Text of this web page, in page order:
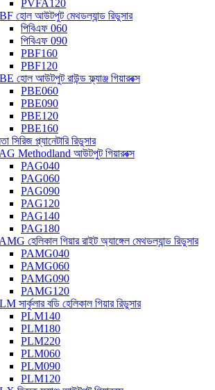
PVFA120
হোল আউটপুট মেথডল্যান্ড রিডুসার
পিবিএফ 060
পিবিএফ 090
PBF160
PBF120
হোল আউটপুট রাউন্ড ফ্ল্যাঞ্জ গিয়ারবক্স
PBE060
PBE090
PBE120
PBE160
সিরিজ প্ল্যানেটারি রিডুসার
Methodland আউটপুট গিয়ারবক্স
PAG040
PAG060
PAG090
PAG120
PAG140
PAG180
হেলিকাল গিয়ার রাইট অ্যাঙ্গেল মেথডল্যান্ড রিডুসার
PAMG040
PAMG060
PAMG090
PAMG120
সার্কুলার বডি হেলিকাল গিয়ার রিডুসার
PLM140
PLM180
PLM220
PLM060
PLM090
PLM120